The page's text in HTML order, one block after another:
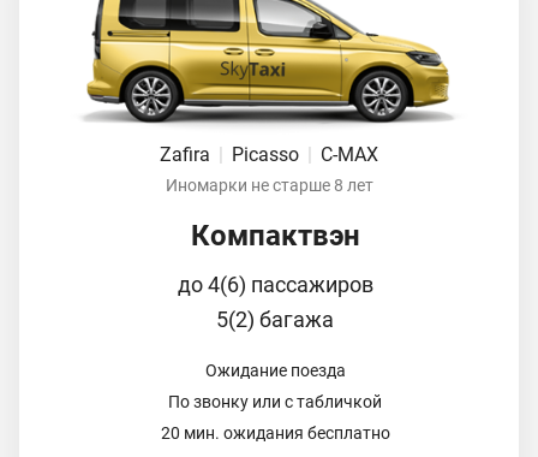
Zafira | Picasso | C-MAX
Иномарки не старше 8 лет
Компактвэн
до 4(6) пассажиров
5(2) багажа
Ожидание поезда
По звонку или с табличкой
20 мин. ожидания бесплатно